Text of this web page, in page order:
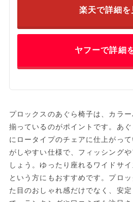
楽天で詳細を
ヤフーで詳細
プロックスのあぐら椅子は、カラ
揃っているのがポイントです。あ
にロータイプのチェアに仕上がっ
がしやすい仕様で、フィッシング
しょう。ゆったり座れるワイドサ
という方にもおすすめです。プロ
た目のおしゃれ感だけでなく、安